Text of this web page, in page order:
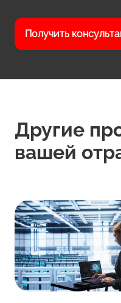
Получить
Другие
вашей